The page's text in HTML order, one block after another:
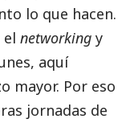
lo que hacen.
networking y
aquí
mayor. Por eso
jornadas de